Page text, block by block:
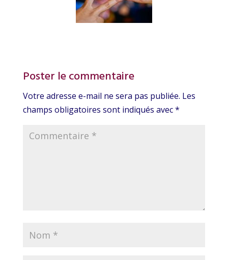
Poster le commentaire
Votre adresse e-mail ne sera pas publiée. Les
champs obligatoires sont indiqués avec*